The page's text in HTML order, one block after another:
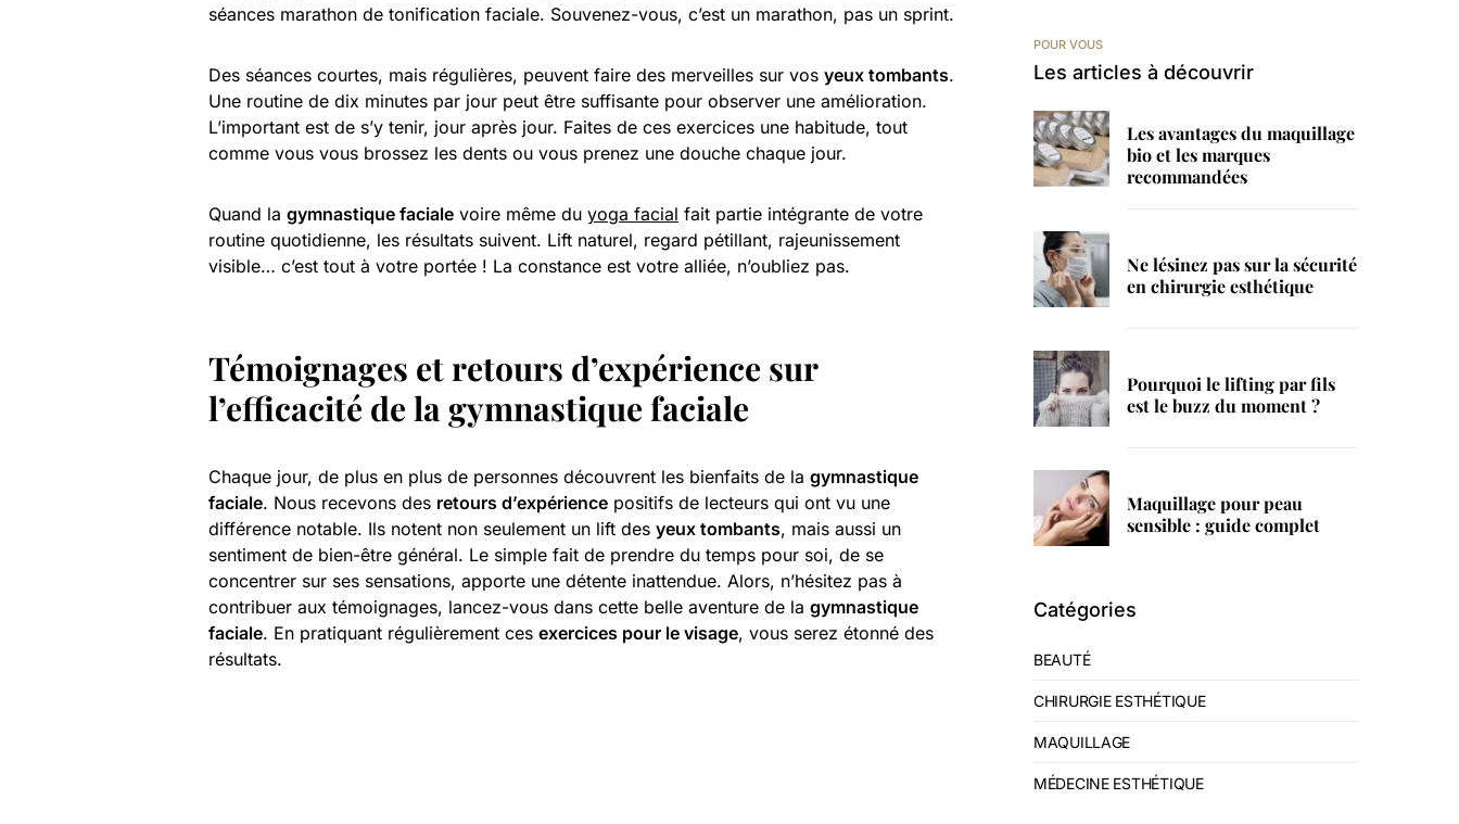
séances marathon de tonification faciale. Souvenez-vous, c’est un marathon, pas un sprint.
Des séances courtes, mais régulières, peuvent faire des merveilles sur vos yeux tombants.
Une routine de dix minutes par jour peut être suffisante pour observer une amélioration.
L’important est de s’y tenir, jour après jour. Faites de ces exercices une habitude, tout
comme vous vous brossez les dents ou vous prenez une douche chaque jour.
Quand la gymnastique faciale voire même du yoga facial fait partie intégrante de votre
routine quotidienne, les résultats suivent. Lift naturel, regard pétillant, rajeunissement
visible… c’est tout à votre portée ! La constance est votre alliée, n’oubliez pas.
Témoignages etretours d’expérience sur
l’efficacité de la gymnastique faciale
Chaque jour, de plus en plus de personnes découvrent les bienfaits de la gymnastique
faciale. Nous recevons des retours d’expérience positifs de lecteurs qui ont vu une
différence notable. Ils notent non seulement un lift des yeux tombants, mais aussi un
sentiment de bien-être général. Le simple fait de prendre du temps pour soi, de se
concentrer sur ses sensations, apporte une détente inattendue. Alors, n’hésitez pas à
contribuer aux témoignages, lancez-vous dans cette belle aventure de la gymnastique
faciale. En pratiquant régulièrement ces exercices pour le visage, vous serez étonné des
résultats.
POUR VOUS
Les articles à découvrir
Les avantages du maquillage
bio et les marques
recommandées
Ne lésinez pas sur la sécurité
en chirurgie esthétique
Pourquoi le lifting par fils
est le buzz du moment ?
Maquillage pour peau
sensible : guide complet
Catégories
BEAUTÉ
CHIRURGIE ESTHÉTIQUE
MAQUILLAGE
MÉDECINE ESTHÉTIQUE